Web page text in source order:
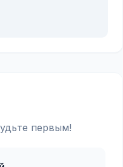
первым!